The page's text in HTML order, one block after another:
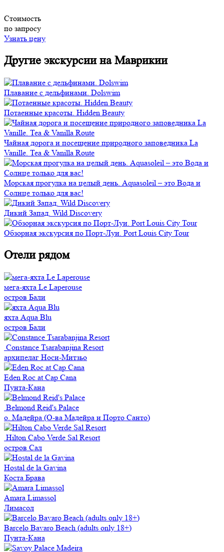
Стоимость
по запросу
Узнать цену
Другие экскурсии на Маврикии
Плавание с дельфинами. Dolswim
Потаенные красоты. Hidden Beauty
Чайная дорога и посещение природного заповедника La
Vanille. Tea & Vanilla Route
Морская прогулка на целый день. Aquasoleil – это Вода и
Солнце только для вас!
Дикий Запад. Wild Discovery
Обзорная экскурсия по Порт-Луи. Port Louis City Tour
Отели рядом
мега-яхта Le Laperouse
остров Бали
яхта Aqua Blu
остров Бали
Constance Tsarabanjina Resort
архипелаг Носи-Митзьо
Eden Roc at Cap Cana
Пунта-Кана
Belmond Reid's Palace
о. Мадейра (О-ва Мадейра и Порто Санто)
Hilton Cabo Verde Sal Resort
остров Сал
Hostal de la Gavina
Коста Брава
Amara Limassol
Лимаcол
Barcelo Bavaro Beach (adults only 18+)
Пунта-Кана